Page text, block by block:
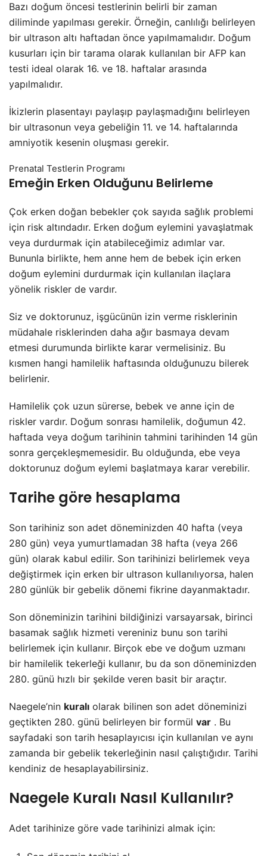
Bazı doğum öncesi testlerinin belirli bir zaman
diliminde yapılması gerekir. Örneğin, canlılığı belirleyen
bir ultrason altı haftadan önce yapılmamalıdır. Doğum
kusurları için bir tarama olarak kullanılan bir AFP kan
testi ideal olarak 16. ve 18. haftalar arasında
yapılmalıdır.
İkizlerin plasentayı paylaşıp paylaşmadığını belirleyen
bir ultrasonun veya gebeliğin 11. ve 14. haftalarında
amniyotik kesenin oluşması gerekir.
Prenatal Testlerin Programı
Emeğin Erken Olduğunu Belirleme
Çok erken doğan bebekler çok sayıda sağlık problemi
için risk altındadır. Erken doğum eylemini yavaşlatmak
veya durdurmak için atabileceğimiz adımlar var.
Bununla birlikte, hem anne hem de bebek için erken
doğum eylemini durdurmak için kullanılan ilaçlara
yönelik riskler de vardır.
Siz ve doktorunuz, işgücünün izin verme risklerinin
müdahale risklerinden daha ağır basmaya devam
etmesi durumunda birlikte karar vermelisiniz. Bu
kısmen hangi hamilelik haftasında olduğunuzu bilerek
belirlenir.
Hamilelik çok uzun sürerse, bebek ve anne için de
riskler vardır. Doğum sonrası hamilelik, doğumun 42.
haftada veya doğum tarihinin tahmini tarihinden 14 gün
sonra gerçekleşmemesidir. Bu olduğunda, ebe veya
doktorunuz doğum eylemi başlatmaya karar verebilir.
Tarihe göre hesaplama
Son tarihiniz son adet döneminizden 40 hafta (veya
280 gün) veya yumurtlamadan 38 hafta (veya 266
gün) olarak kabul edilir. Son tarihinizi belirlemek veya
değiştirmek için erken bir ultrason kullanılıyorsa, halen
280 günlük bir gebelik dönemi fikrine dayanmaktadır.
Son döneminizin tarihini bildiğinizi varsayarsak, birinci
basamak sağlık hizmeti vereniniz bunu son tarihi
belirlemek için kullanır. Birçok ebe ve doğum uzmanı
bir hamilelik tekerleği kullanır, bu da son döneminizden
280. günü hızlı bir şekilde veren basit bir araçtır.
Naegele’nin kuralı olarak bilinen son adet döneminizi
geçtikten 280. günü belirleyen bir formül var . Bu
sayfadaki son tarih hesaplayıcısı için kullanılan ve aynı
zamanda bir gebelik tekerleğinin nasıl çalıştığıdır. Tarihi
kendiniz de hesaplayabilirsiniz.
Naegele Kuralı Nasıl Kullanılır?
Adet tarihinize göre vade tarihinizi almak için: